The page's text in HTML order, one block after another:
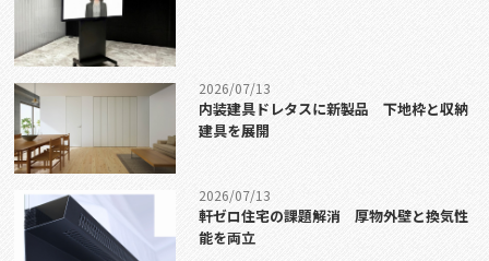
2026/07/13
内装建具ドレタスに新製品 下地枠と収納
建具を展開
2026/07/13
軒ゼロ住宅の課題解消 厚物外壁と換気性
能を両立